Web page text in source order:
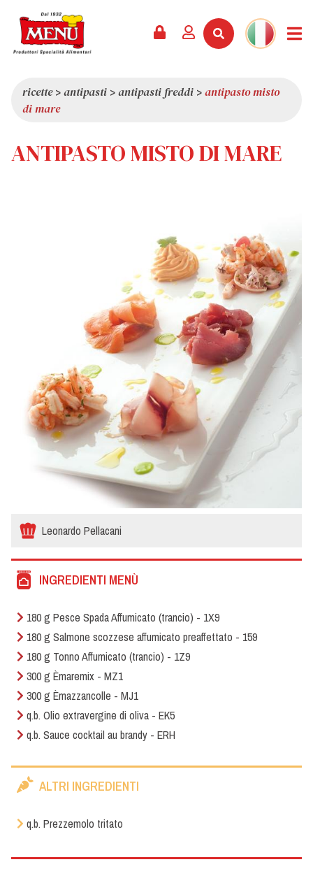
CATALOGO
SERVIZI
ULTIME NOVITÀ
PREMI
RASSEGNA STAMPA
CHI SIAMO
QUALITÀ
VALORI
CURIOSITÀ
ricette>antipasti >antipasti freddi >antipasto misto
di mare
ANTIPASTO MISTO DI MARE
Leonardo Pellacani
INGREDIENTI MENÙ
180 g Pesce Spada Affumicato (trancio) - 1X9
180 g Salmone scozzese affumicato preaffettato - 159
180 g Tonno Affumicato (trancio) - 1Z9
300 g Èmaremix - MZ1
300 g Èmazzancolle - MJ1
q.b. Olio extravergine di oliva - EK5
q.b. Sauce cocktail au brandy - ERH
ALTRI INGREDIENTI
q.b. Prezzemolo tritato